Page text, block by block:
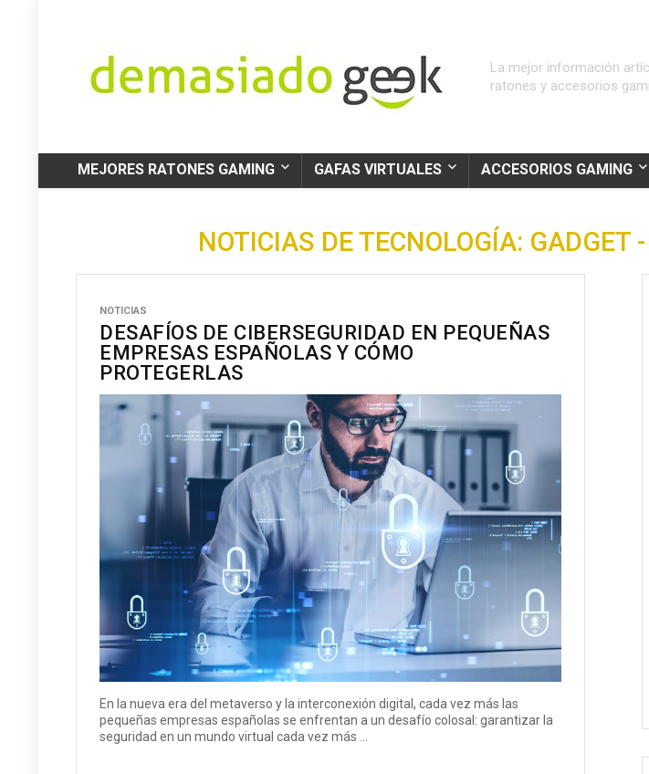
La mejor información
ratones y accesorios
MEJORES RATONES GAMING GAFAS VIRTUALES ACCESORIOS GAMING
NOTICIAS DE TECNOLOGÍA: GADGET
NOTICIAS
DESAFÍOS DE CIBERSEGURIDAD EN PEQUEÑAS
EMPRESAS ESPAÑOLAS Y CÓMO
PROTEGERLAS
En la nueva era del metaverso y la interconexión digital, cada vez más las
pequeñas empresas españolas se enfrentan a un desafío colosal: garantizar la
seguridad en un mundo virtual cada vez más ...